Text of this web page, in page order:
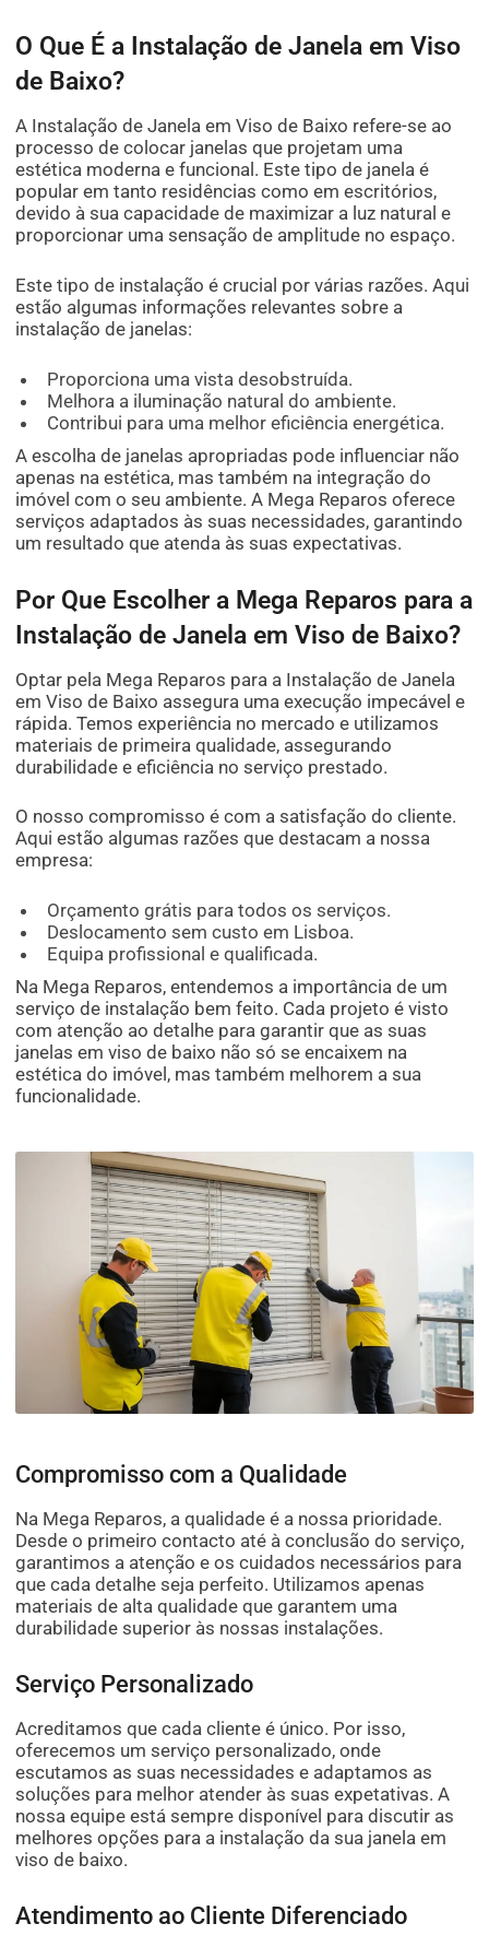
O Que É a Instalação de Janela em Viso
de Baixo?
A Instalação de Janela em Viso de Baixo refere-se ao
processo de colocar janelas que projetam uma
estética moderna e funcional. Este tipo de janela é
popular em tanto residências como em escritórios,
devido à sua capacidade de maximizar a luz natural e
proporcionar uma sensação de amplitude no espaço.
Este tipo de instalação é crucial por várias razões. Aqui
estão algumas informações relevantes sobre a
instalação de janelas:
Proporciona uma vista desobstruída.
Melhora a iluminação natural do ambiente.
Contribui para uma melhor eficiência energética.
A escolha de janelas apropriadas pode influenciar não
apenas na estética, mas também na integração do
imóvel com o seu ambiente. A Mega Reparos oferece
serviços adaptados às suas necessidades, garantindo
um resultado que atenda às suas expectativas.
Por Que Escolher a Mega Reparos para a
Instalação de Janela em Viso de Baixo?
Optar pela Mega Reparos para a Instalação de Janela
em Viso de Baixo assegura uma execução impecável e
rápida. Temos experiência no mercado e utilizamos
materiais de primeira qualidade, assegurando
durabilidade e eficiência no serviço prestado.
O nosso compromisso é com a satisfação do cliente.
Aqui estão algumas razões que destacam a nossa
empresa:
Orçamento grátis para todos os serviços.
Deslocamento sem custo em Lisboa.
Equipa profissional e qualificada.
Na Mega Reparos, entendemos a importância de um
serviço de instalação bem feito. Cada projeto é visto
com atenção ao detalhe para garantir que as suas
janelas em viso de baixo não só se encaixem na
estética do imóvel, mas também melhorem a sua
funcionalidade.
Compromisso com a Qualidade
Na Mega Reparos, a qualidade é a nossa prioridade.
Desde o primeiro contacto até à conclusão do serviço,
garantimos a atenção e os cuidados necessários para
que cada detalhe seja perfeito. Utilizamos apenas
materiais de alta qualidade que garantem uma
durabilidade superior às nossas instalações.
Serviço Personalizado
Acreditamos que cada cliente é único. Por isso,
oferecemos um serviço personalizado, onde
escutamos as suas necessidades e adaptamos as
soluções para melhor atender às suas expetativas. A
nossa equipe está sempre disponível para discutir as
melhores opções para a instalação da sua janela em
viso de baixo.
Atendimento ao Cliente Diferenciado